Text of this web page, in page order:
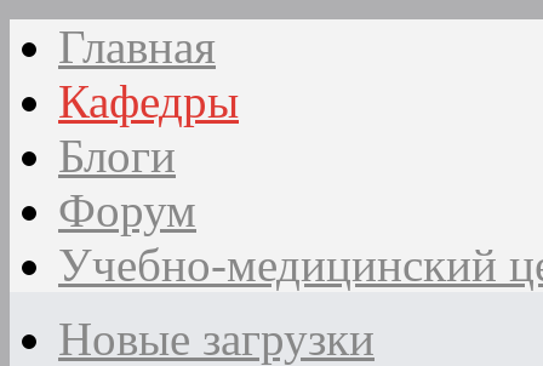
Главная
Кафедры
Блоги
Форум
Учебно-медицинский
Новые загрузки